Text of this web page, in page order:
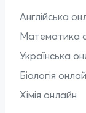
Англійська
Математика
Українська
Біологія
Хімія онлайн